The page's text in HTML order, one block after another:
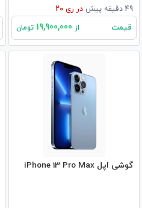
49 دقیقه پیش در ری 20
قیمت از تومان
گوشی اپل iPhone 13 Pro Max